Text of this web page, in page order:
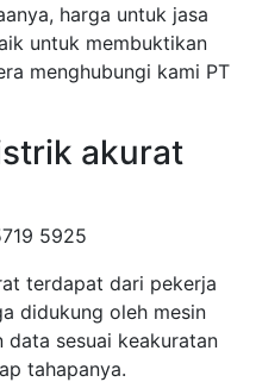
harga untuk jasa
untuk membuktikan
menghubungi kami PT
akurat
5925
terdapat dari pekerja
didukung oleh mesin
sesuai keakuratan
tahapanya.